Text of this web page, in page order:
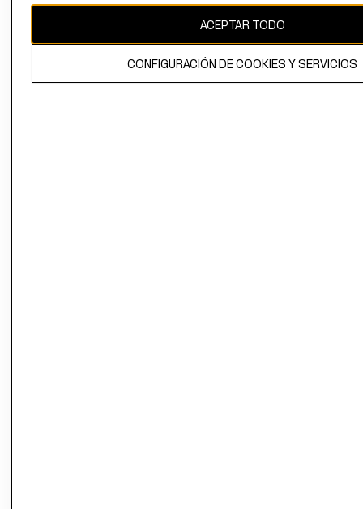
Uruguay ($U)
ACEPTAR TODO
CONFIGURACIÓN DE COOKIES Y SERVICIOS